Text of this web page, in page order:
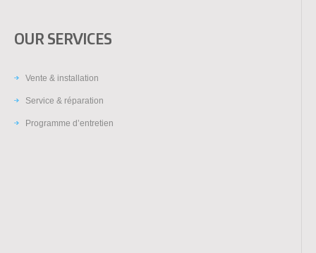
OUR SERVICES
Vente & installation
Service & réparation
Programme d’entretien